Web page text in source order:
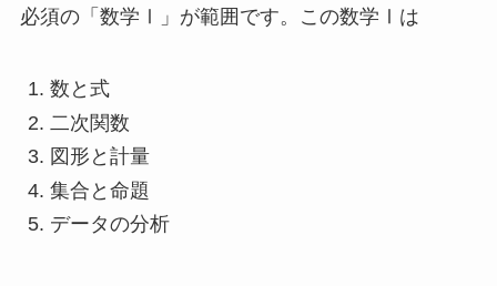
必須の「数学Ⅰ」が範囲です。この数学Ⅰは
数と式
二次関数
図形と計量
集合と命題
データの分析